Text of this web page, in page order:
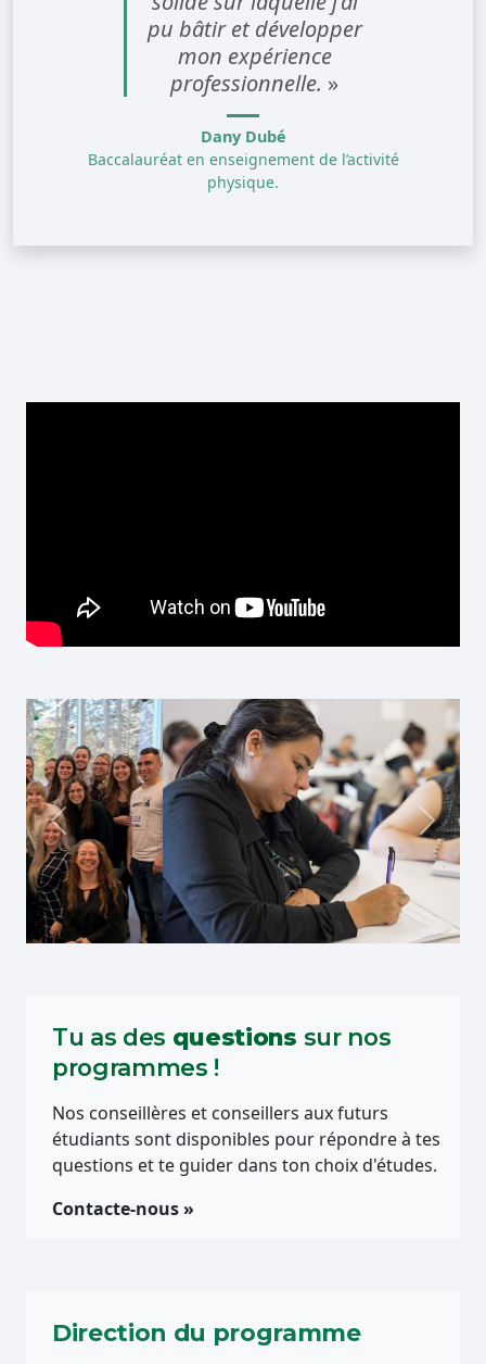
pu bâtir et développer
mon expérience
professionnelle. »
Dany Dubé
Baccalauréat en enseignement de l’activité
physique.
Précédent Suivant
Tu as des questions sur nos
programmes !
Nos conseillères et conseillers aux futurs
étudiants sont disponibles pour répondre à tes
questions et te guider dans ton choix d'études.
Contacte-nous »
Direction du programme